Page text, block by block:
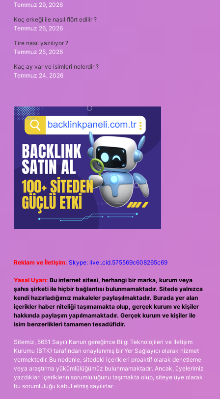
Temmuz 29, 2026
Koç erkeği ile nasıl flört edilir ?
Temmuz 26, 2026
Tire nasıl yazılıyor ?
Temmuz 25, 2026
Kaç ay var ve isimleri nelerdir ?
Temmuz 24, 2026
Reklam ve İletişim: Skype: live:.cid.575569c608265c69
Yasal Uyarı: Bu internet sitesi, herhangi bir marka, kurum veya
şahıs şirketi ile hiçbir bağlantısı bulunmamaktadır. Sitede yalnızca
kendi hazırladığımız makaleler paylaşılmaktadır. Burada yer alan
içerikler haber niteliği taşımamakta olup, gerçek kurum ve kişiler
hakkında paylaşım yapılmamaktadır. Gerçek kurum ve kişiler ile
isim benzerlikleri tamamen tesadüfidir.
Sitemiz, 5651 Sayılı Kanun gereğince Bilgi Teknolojileri ve İletişim
Kurumu (BTK) tarafından onaylanmış bir Yer Sağlayıcı olarak hizmet
vermektedir. Bu nedenle, sitedeki içerikleri proaktif olarak denetleme
veya araştırma yükümlülüğümüz bulunmamaktadır. Ancak, üyelerimiz
yazdıkları içeriklerin sorumluluğunu taşımakta olup, siteye üye olarak
bu sorumluluğu kabul etmiş sayılırlar.